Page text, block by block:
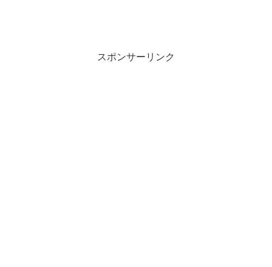
スポンサーリンク